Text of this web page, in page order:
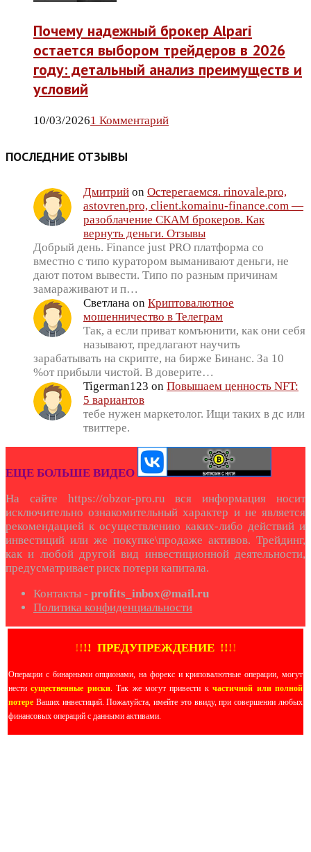
Почему надежный брокер Alpari
остается выбором трейдеров в 2026
году: детальный анализ преимуществ и
условий
10/03/20261 Комментарий
ПОСЛЕДНИЕ ОТЗЫВЫ
Дмитрий on Остерегаемся. rinovale.pro,
astovren.pro, client.komainu-finance.com —
разоблачение СКАМ брокеров. Как
вернуть деньги. Отзывы
Добрый день. Finance just PRO платформа со
вместно с типо куратором выманивают деньги, не
дают потом вывести. Типо по разным причинам
замараживают и п…
Светлана on Криптовалютное
мошенничество в Телеграм
Так, а если приват комъюнити, как они себя
называют, предлагают научить
зарабатывать на скрипте, на бирже Бинанс. За 10
%от прибыли чистой. В доверите…
Tigerman123 on Повышаем ценность NFT:
5 вариантов
тебе нужен маркетолог. Ищи таких в дс или
твиттере.
ЕЩЕ БОЛЬШЕ ВИДЕО
На сайте https://obzor-pro.ru вся информация носит
исключительно ознакомительный характер и не является
рекомендацией к осуществлению каких-либо действий и
инвестиций или же покупке\продаже активов. Трейдинг,
как и любой другой вид инвестиционной деятельности,
предусматривает риск потери капитала.
Контакты - profits_inbox@mail.ru
Политика конфиденциальности
!!!! ПРЕДУПРЕЖДЕНИЕ !!!!
Операции с бинарными опционами, на форекс и криповалютные операции, могут
нестисущественные риски. Так же могут привести кчастичной или полной
потере Ваших инвестиций. Пожалуйста, имейте это ввиду, при совершении любых
финансовых операций с данными активами.